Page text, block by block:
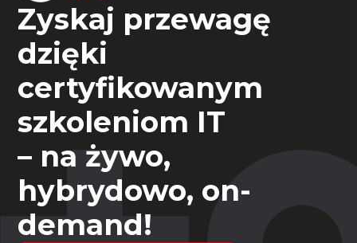
Zyskaj przewagę
dzięki
certyfikowanym
szkoleniom IT
– na żywo,
hybrydowo, on-
demand!